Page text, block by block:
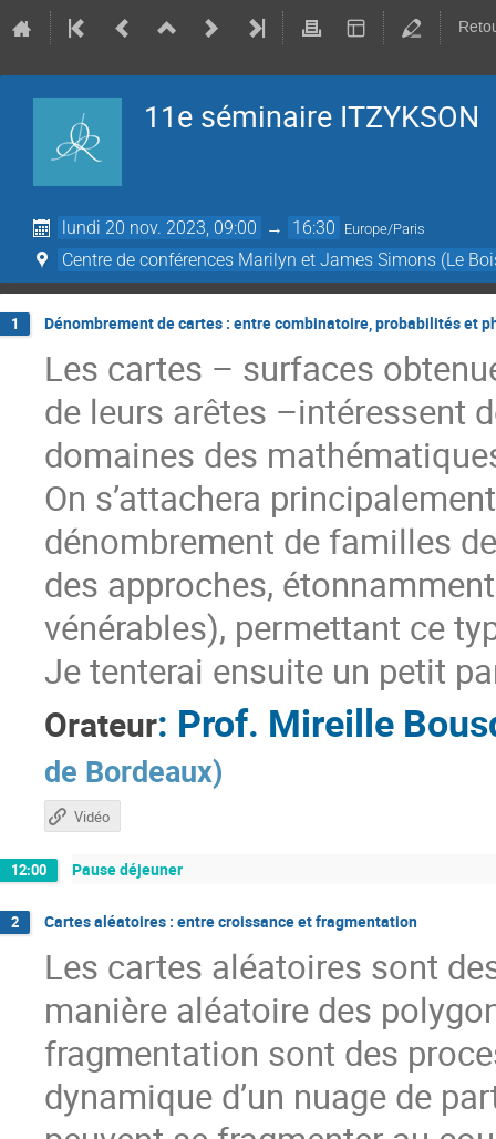
11e séminaire ITZYKSON
lundi 20 nov. 2023, 09:00 → 16:30 Europe/Paris
Centre de conférences Marilyn et James Simons (Le
1 Dénombrement de cartes : entre combinatoire, probabilités et
Les cartes – surfaces
de leurs arêtes –intéressent
domaines des
On s’attachera
dénombrement de familles
des approches,
vénérables), permettant ce
Je tenterai ensuite un petit
Orateur: Prof. Mireille
de Bordeaux)
Vidéo
12:00 Pause déjeuner
2 Cartes aléatoires : entre croissance et fragmentation
Les cartes aléatoires sont
manière aléatoire des
fragmentation sont des
dynamique d’un nuage de